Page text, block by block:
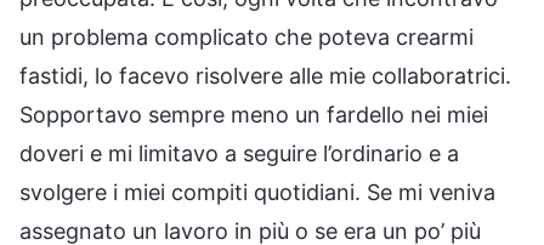
un problema complicato che poteva crearmi
fastidi, lo facevo risolvere alle mie collaboratrici.
Sopportavo sempre meno un fardello nei miei
doveri e mi limitavo a seguire l’ordinario e a
svolgere i miei compiti quotidiani. Se mi veniva
assegnato un lavoro in più o se era un po’ più